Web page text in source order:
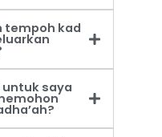
tempoh kad
saya